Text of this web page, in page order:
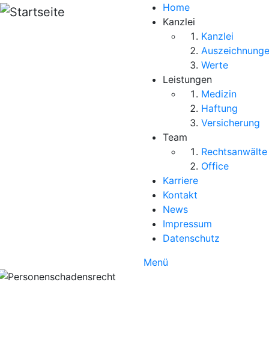
Direkt zum Inhalt
Home
Kanzlei
Kanzlei
Werte
Leistungen
Medizin
Haftung
Versicherung
Team
Rechtsanwälte
Office
Karriere
Kontakt
News
Impressum
Datenschutz
Menü